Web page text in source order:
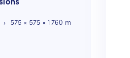
575 × 575 × 1 760 m